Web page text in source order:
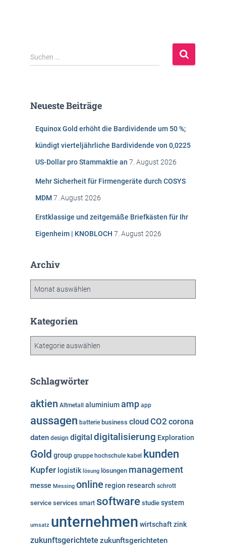
S
u
n
Suchen …
Neueste Beiträge
Equinox Gold erhöht die Bardividende um 50 %;
kündigt vierteljährliche Bardividende von 0,0225
US-Dollar pro Stammaktie an 7. August 2026
Mehr Sicherheit für Firmengeräte durch COSYS
MDM7. August 2026
Erstklassige und zeitgemäße Briefkästen für Ihr
Eigenheim | KNOBLOCH 7. August 2026
Archiv
h
Kategorien
g
r
i
n
Schlagwörter
aktien Altmetall aluminiumamp app
aussagen batterie business cloud CO2 corona
daten design digital digitalisierung Exploration
Gold group gruppe hochschule kabel kunden
Kupfer logistik lösung lösungen management
messe Messing online region research schrott
service services smart software studie system
umsatz unternehmen wirtschaftzink
zukunftsgerichtete zukunftsgerichteten